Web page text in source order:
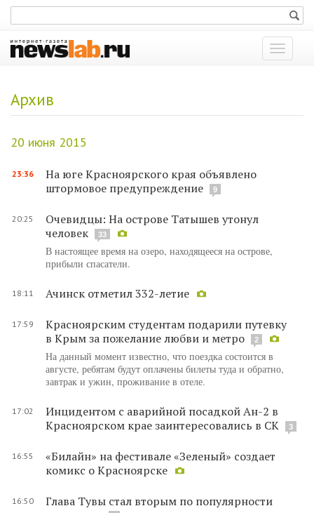
Показать
меню
Архив
20 июня 2015
23:36
На юге Красноярского края объявлено
штормовое предупреждение
9
20:25
Очевидцы: На острове Татышев утонул
человек
33
В настоящее время на озеро, находящееся на острове,
прибыли спасатели.
18:11 Ачинск отметил 332-летие
17:59
Красноярским студентам подарили путевку
в Крым за пожелание любви и метро
2
На данный момент известно, что поездка состоится в
августе, ребятам будут оплачены билеты туда и обратно,
завтрак и ужин, проживание в отеле.
17:02
Инцидентом с аварийной посадкой Ан-2 в
Красноярском крае заинтересовались в СК
3
16:55
«Билайн» на фестивале «Зеленый» создает
комикс о Красноярске
16:50
Глава Тувы стал вторым по популярности